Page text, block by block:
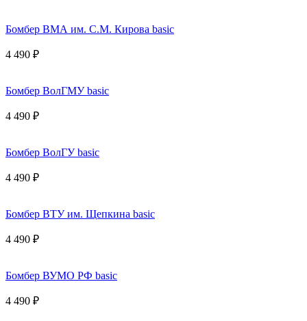
Бомбер ВМА им. С.М. Кирова basic
4 490 ₽
Бомбер ВолГМУ basic
4 490 ₽
Бомбер ВолГУ basic
4 490 ₽
Бомбер ВТУ им. Щепкина basic
4 490 ₽
Бомбер ВУМО РФ basic
4 490 ₽